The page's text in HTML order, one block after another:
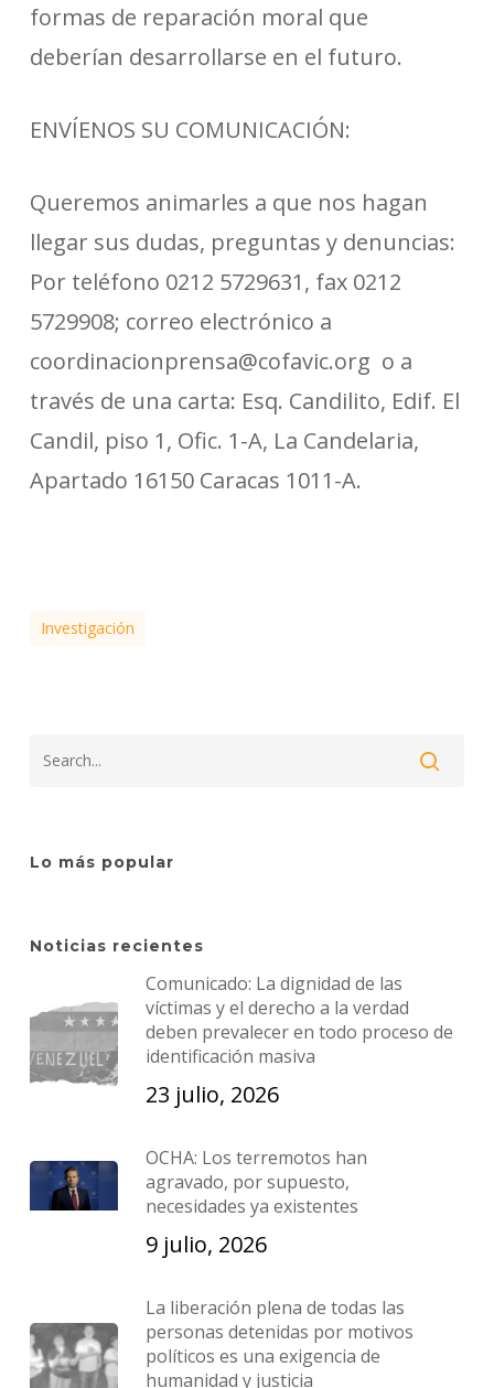
formas de reparación moral que
deberían desarrollarse en el futuro.
ENVÍENOS SU COMUNICACIÓN:
Queremos animarles a que nos hagan
llegar sus dudas, preguntas y denuncias:
Por teléfono 0212 5729631, fax 0212
5729908; correo electrónico a
coordinacionprensa@cofavic.org o a
través de una carta: Esq. Candilito, Edif. El
Candil, piso 1, Ofic. 1-A, La Candelaria,
Apartado 16150 Caracas 1011-A.
Investigación
Lo más popular
Noticias recientes
Comunicado: La dignidad de las
víctimas y el derecho a la verdad
deben prevalecer en todo proceso de
identificación masiva
23 julio, 2026
OCHA: Los terremotos han
agravado, por supuesto,
necesidades ya existentes
9 julio, 2026
La liberación plena de todas las
personas detenidas por motivos
políticos es una exigencia de
humanidad y justicia